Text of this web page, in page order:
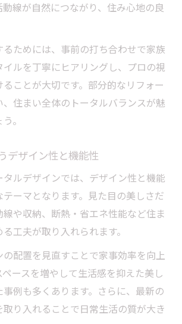
動線が自然につながり、住み心地の良
るためには、事前の打ち合わせで家族
イルを丁寧にヒアリングし、プロの視
ることが大切です。部分的なリフォー
、住まい全体のトータルバランスが魅
。
デザイン性と機能性
タルデザインでは、デザイン性と機能
ーマとなります。見た目の美しさだ
線や収納、断熱・省エネ性能など住ま
工夫が取り入れられます。
の配置を見直すことで家事効率を向上
ースを増やして生活感を抑えた美し
事例も多くあります。さらに、最新の
取り入れることで日常生活の質が大き